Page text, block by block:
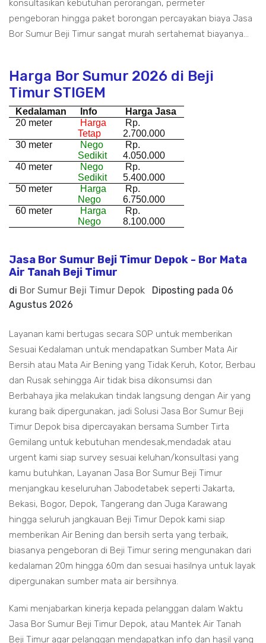
konsultasikan kebutuhan perorangan, permeter
pengeboran hingga paket borongan percayakan biaya Jasa
Bor Sumur Beji Timur sangat murah sertahemat biayanya...
Harga Bor Sumur 2026 di Beji
Timur STIGEM
Kedalaman Info
Harga Jasa
20 meter
Harga
Tetap
Rp.
2.700.000
30 meter
Nego
Sedikit
Rp.
4.050.000
40 meter
Nego
Sedikit
Rp.
5.400.000
50 meter
Harga
Nego
Rp.
6.750.000
60 meter
Harga
Nego
Rp.
8.100.000
Jasa Bor Sumur Beji Timur Depok - Bor Mata
Air Tanah Beji Timur
di Bor Sumur Beji Timur Depok Diposting pada 06
Agustus 2026
Layanan kami bertugas secara SOP untuk memberikan
Sesuai Kedalaman untuk mendapatkan Sumber Mata Air
Bersih atau Mata Air Bening yang Tidak Keruh, Kotor, Berbau
dan Rusak sehingga Air tidak bisa dikonsumsi dan
Berbahaya jika melakukan tindak langsung dengan Air yang
kurang baik dipergunakan, jadi Solusi Jasa Bor Sumur Beji
Timur Depok bisa dipercayakan bersama Sumber Tirta
Gemilang untuk kebutuhan mendesak,mendadak atau
urgent kami siap survey sesuai keluhan/konsultasi yang
kamu butuhkan, Layanan Jasa Bor Sumur Beji Timur
menjangkau keseluruhan Jabodetabek seperti Jakarta,
Bekasi, Bogor, Depok, Tangerang dan Juga Karawang
hingga seluruh jangkauan Beji Timur Depok kami siap
memberikan Air Bening dan bersih serta yang terbaik,
biasanya pengeboran di Beji Timur sering mengunakan dari
kedalaman 20m hingga 60m dan sesuai hasilnya untuk layak
dipergunakan sumber mata air bersihnya.
Kami menjabarkan kinerja kepada pelanggan dalam Waktu
Jasa Bor Sumur Beji Timur Depok, atau Mantek Air Tanah
Beji Timur agar pelanggan mendapatkan info dan hasil yang